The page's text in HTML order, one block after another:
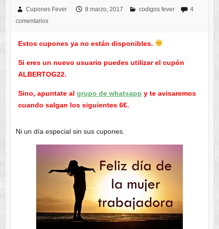
Cupones Fever 8 marzo, 2017 codigos fever
4
comentarios
Estos cupones ya no están disponibles.
Si eres un nuevo usuario puedes utilizar el cupón
ALBERTOG22.
Sino, apuntate al grupo de whatsapp y te avisaremos
cuando salgan los siguientes 6€.
Ni un día especial sin sus cupones.